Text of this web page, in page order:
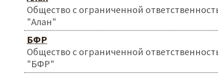
Общество с ограниченной
"Алан"
БФР
Общество с ограниченной
"БФР"